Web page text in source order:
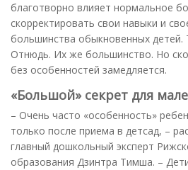
благотворно влияет нормальное
скорректировать свои навыки и
большинства обыкновенных детей.
Отнюдь. Их же большинство. Но
без особенностей замедляется.
«Большой» секрет для
– Очень часто «особенность»
только после приема в детсад, –
главный дошкольный эксперт
образования Дзинтра Тимша. –